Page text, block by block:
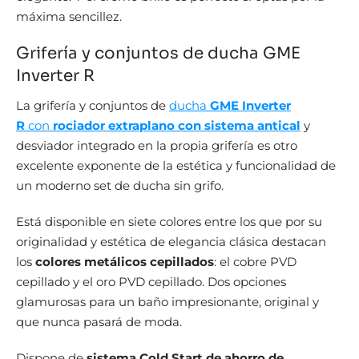
máxima sencillez.
Grifería y conjuntos de ducha GME
Inverter R
La grifería y conjuntos de ducha GME Inverter
R con rociador extraplano con sistema antical y
desviador integrado en la propia grifería es otro
excelente exponente de la estética y funcionalidad de
un moderno set de ducha sin grifo.
Está disponible en siete colores entre los que por su
originalidad y estética de elegancia clásica destacan
los colores metálicos cepillados: el cobre PVD
cepillado y el oro PVD cepillado. Dos opciones
glamurosas para un baño impresionante, original y
que nunca pasará de moda.